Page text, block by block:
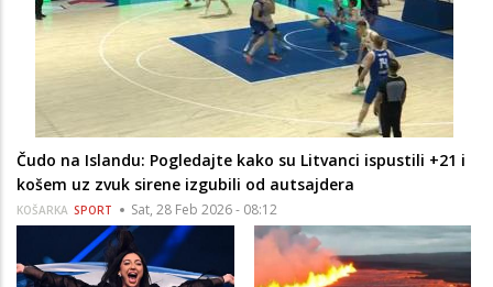
Čudo na Islandu: Pogledajte kako su Litvanci ispustili +21 i
košem uz zvuk sirene izgubili od autsajdera
KOŠARKA SPORT Sat, 28 Feb 2026 - 08:12